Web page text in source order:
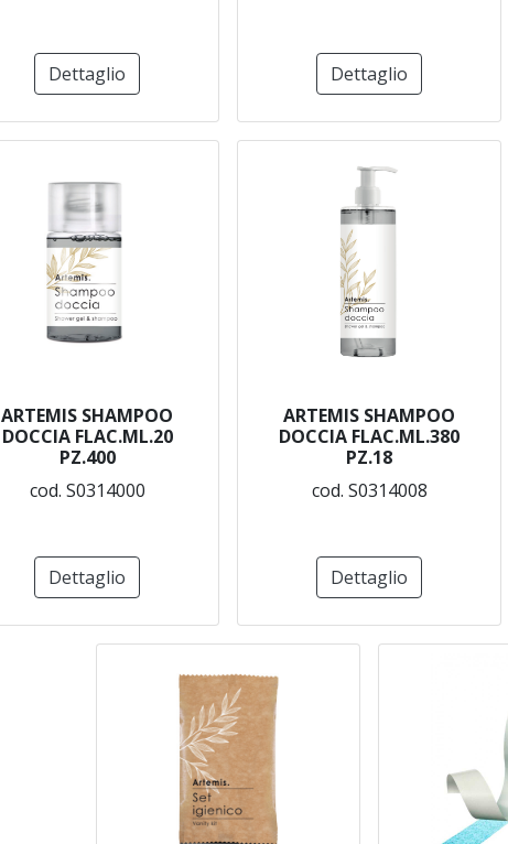
Dettaglio Dettaglio
ARTEMIS SHAMPOO
DOCCIA FLAC.ML.20
PZ.400
cod. S0314000
Dettaglio
ARTEMIS SHAMPOO
DOCCIA FLAC.ML.380
PZ.18
cod. S0314008
Dettaglio